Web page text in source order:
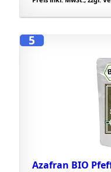
5
Azafran BIO